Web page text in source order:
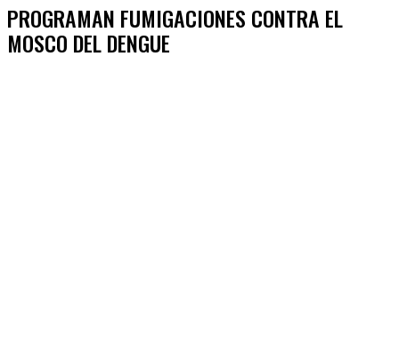
PROGRAMAN FUMIGACIONES CONTRA EL
MOSCO DEL DENGUE